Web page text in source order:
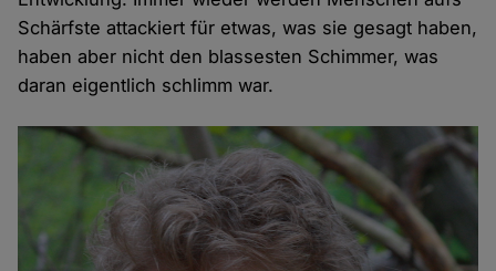
Schärfste attackiert für etwas, was sie gesagt haben,
haben aber nicht den blassesten Schimmer, was
daran eigentlich schlimm war.